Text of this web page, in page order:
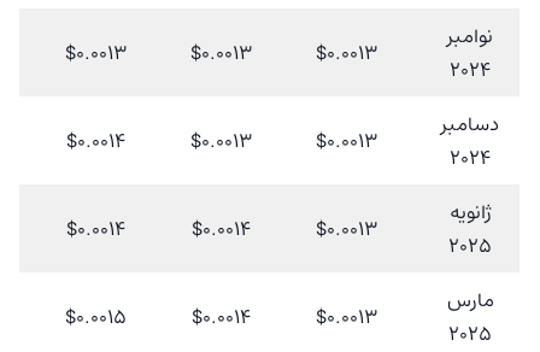
نوامبر
2024
$0.0013
$0.0013
$0.0013
دسامبر
2024
$0.0013
$0.0013
$0.0014
ژانویه
2025
$0.0013
$0.0014
$0.0014
مارس
2025
$0.0013
$0.0014
$0.0015